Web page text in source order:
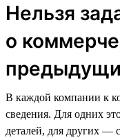
Нельзя
о
В каждой компании к
сведения. Для одних
деталей, для других —